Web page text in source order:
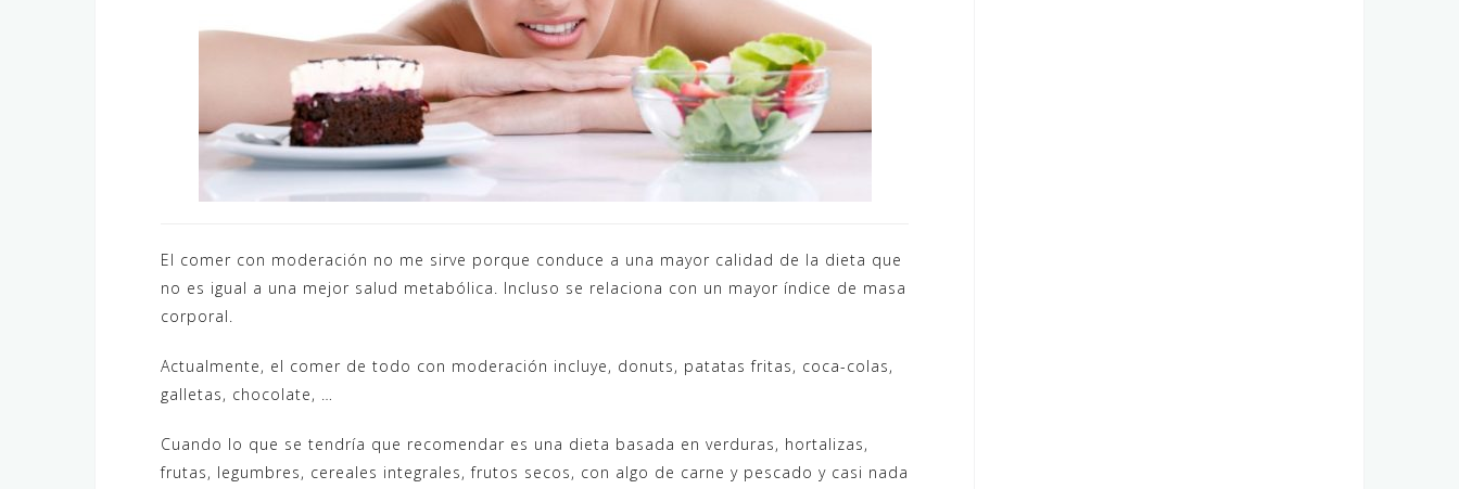
El comer con moderación no me sirve porque conduce a una mayor calidad de la dieta que
no es igual a una mejor salud metabólica. Incluso se relaciona con un mayor índice de masa
corporal.
Actualmente, el comer de todo con moderación incluye, donuts, patatas fritas, coca-colas,
galletas, chocolate, …
Cuando lo que se tendría que recomendar es una dieta basada en verduras, hortalizas,
frutas, legumbres, cereales integrales, frutos secos, con algo de carne y pescado y casi nada